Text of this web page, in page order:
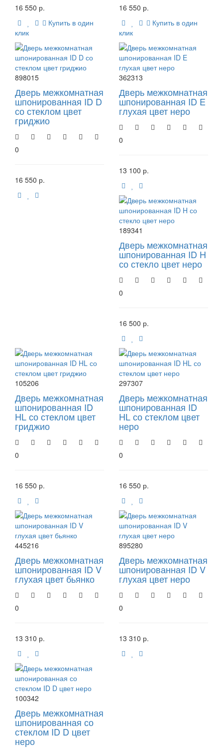
16 550 р.
Купить в один
клик
16 550 р.
Купить в один
клик
898015
Дверь межкомнатная
шпонированная ID D
со стеклом цвет
гриджио
0
16 550 р.
362313
Дверь межкомнатная
шпонированная ID E
глухая цвет неро
0
13 100 р.
189341
Дверь межкомнатная
шпонированная ID H
со стекло цвет неро
0
16 500 р.
105206
Дверь межкомнатная
шпонированная ID
HL со стеклом цвет
гриджио
0
16 550 р.
297307
Дверь межкомнатная
шпонированная ID
HL со стеклом цвет
неро
0
16 550 р.
445216
Дверь межкомнатная
шпонированная ID V
глухая цвет бьянко
0
13 310 р.
895280
Дверь межкомнатная
шпонированная ID V
глухая цвет неро
0
13 310 р.
100342
Дверь межкомнатная
шпонированная со
стеклом ID D цвет
неро